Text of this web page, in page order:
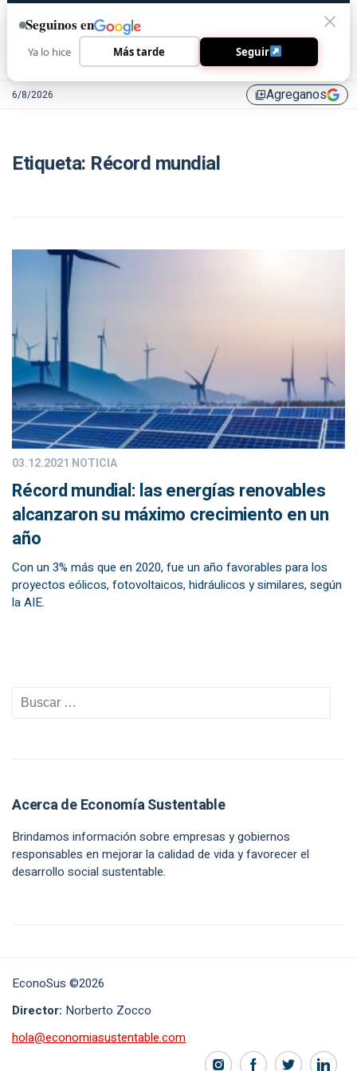
6/8/2026 library_addAgreganos
Etiqueta: Récord mundial
03.12.2021 NOTICIA
Récord mundial: las energías renovables
alcanzaron su máximo crecimiento en un
año
Con un 3% más que en 2020, fue un año favorables para los
proyectos eólicos, fotovoltaicos, hidráulicos y similares, según
la AIE.
Acerca de Economía Sustentable
Brindamos información sobre empresas y gobiernos
responsables en mejorar la calidad de vida y favorecer el
desarrollo social sustentable.
EconoSus ©2026
Director: Norberto Zocco
hola@economiasustentable.com
Seguinos en
Ya lo hice Más tarde Seguir